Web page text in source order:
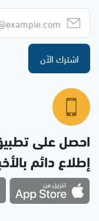
اشترك الآن
احصل على
إطلاع دائم